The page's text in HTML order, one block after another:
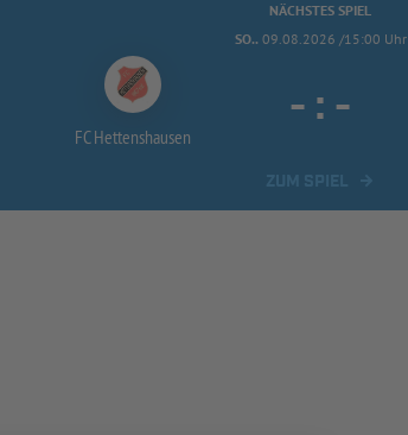
NÄCHSTES SPIEL
SO.. 09.08.2026 /15:00 Uhr
FC Hettenshausen
- : -